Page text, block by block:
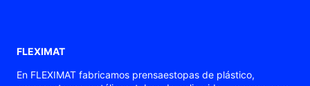
FLEXIMAT
En FLEXIMAT fabricamos prensaestopas de plástico,